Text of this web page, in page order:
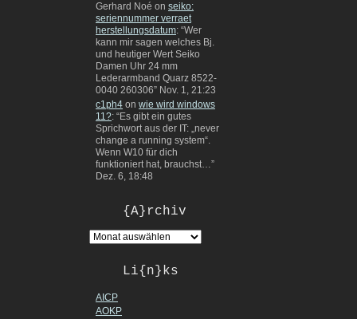
Gerhard Noé on seiko:
seriennummer verraet
herstellungsdatum: “Wer
kann mir sagen welches Bj.
und heutiger Wert Seiko
Damen Uhr 24 mm
Lederarmband Quarz 8522-
0040 260306” Nov. 1, 21:23
c1ph4 on wie wird windows
11?: “Es gibt ein gutes
Sprichwort aus der IT: „never
change a running system“.
Wenn W10 für dich
funktioniert hat, brauchst…”
Dez. 6, 18:48
{A}rchiv
Li{n}ks
AICP
AOKP